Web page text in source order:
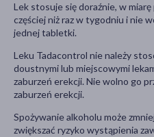
Lek stosuje się doraźnie, w
częściej niż raz w tygodniu i nie
jednej tabletki.
Leku Tadacontrol nie należy
doustnymi lub miejscowymi
zaburzeń erekcji. Nie wolno go
zaburzeń erekcji.
Spożywanie alkoholu może
zwiększać ryzyko wystąpienia